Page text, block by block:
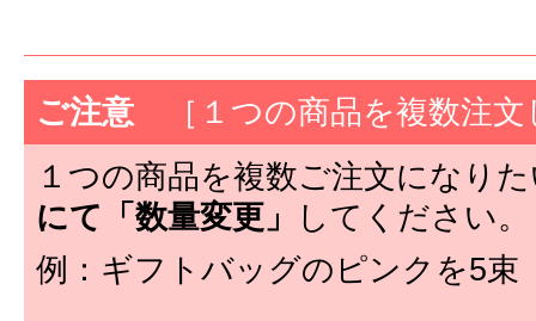
ご注意 ［１つの商品を複数注文
１つの商品を複数ご注文になり
にて「数量変更」
してください。
例：ギフトバッグのピンクを5束